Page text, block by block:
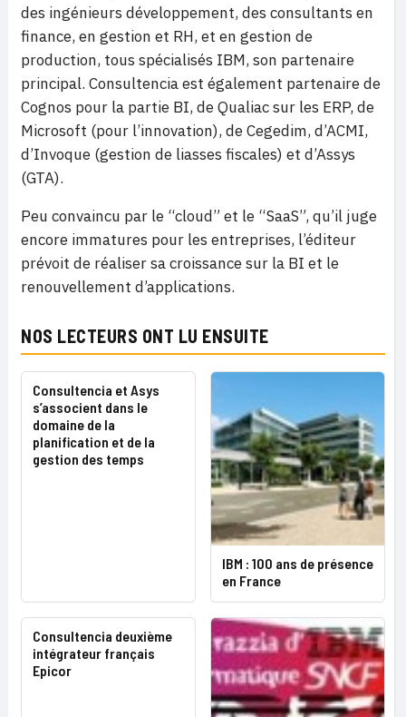
des ingénieurs développement, des consultants en
finance, en gestion et RH, et en gestion de
production, tous spécialisés IBM, son partenaire
principal. Consultencia est également partenaire de
Cognos pour la partie BI, de Qualiac sur les ERP, de
Microsoft (pour l’innovation), de Cegedim, d’ACMI,
d’Invoque (gestion de liasses fiscales) et d’Assys
(GTA).
Peu convaincu par le “cloud” et le “SaaS”, qu’il juge
encore immatures pour les entreprises, l’éditeur
prévoit de réaliser sa croissance sur la BI et le
renouvellement d’applications.
NOS LECTEURS ONT LU ENSUITE
Consultencia et Asys
s’associent dans le
domaine de la
planification et de la
gestion des temps
IBM : 100 ans de présence
en France
Consultencia deuxième
intégrateur français
Epicor